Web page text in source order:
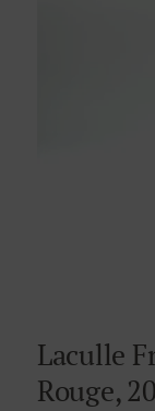
Laculle
Rouge,